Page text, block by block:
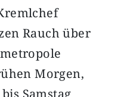
Rauch über
Morgen,
Samstag